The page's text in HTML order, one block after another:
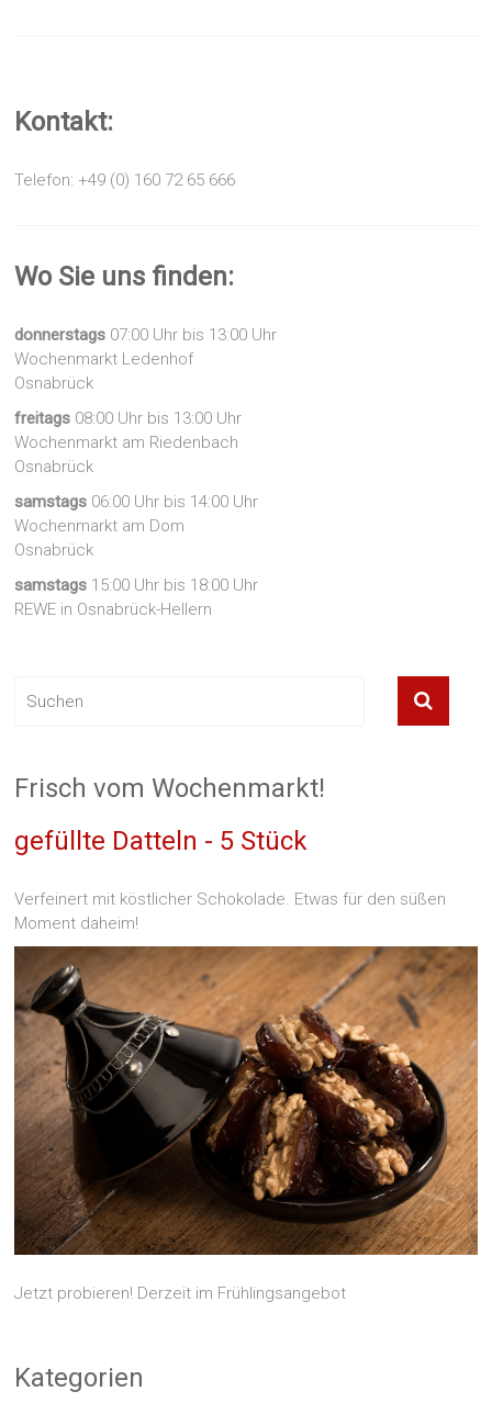
Kontakt:
Telefon: +49 (0) 160 72 65 666
Wo Sie uns finden:
donnerstags 07:00 Uhr bis 13:00 Uhr
Wochenmarkt Ledenhof
Osnabrück
freitags 08:00 Uhr bis 13:00 Uhr
Wochenmarkt am Riedenbach
Osnabrück
samstags 06:00 Uhr bis 14:00 Uhr
Wochenmarkt am Dom
Osnabrück
samstags 15:00 Uhr bis 18:00 Uhr
REWE in Osnabrück-Hellern
Frisch vom Wochenmarkt!
gefüllte Datteln - 5 Stück
Verfeinert mit köstlicher Schokolade. Etwas für den süßen
Moment daheim!
Jetzt probieren! Derzeit im Frühlingsangebot
Kategorien